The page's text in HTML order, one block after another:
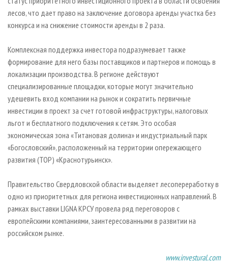
лесов, что дает право на заключение договора аренды участка без
конкурса и на снижение стоимости аренды в 2 раза.
Комплексная поддержка инвестора подразумевает также
формирование для него базы поставщиков и партнеров и помощь в
локализации производства. В регионе действуют
специализированные площадки, которые могут значительно
удешевить вход компании на рынок и сократить первичные
инвестиции в проект за счет готовой инфраструктуры, налоговых
льгот и бесплатного подключения к сетям. Это особая
экономическая зона «Титановая долина» и индустриальный парк
«Богословский», расположенный на территории опережающего
развития (ТОР) «Краснотурьинск».
Правительство Свердловской области выделяет лесопереработку в
одно из приоритетных для региона инвестиционных направлений. В
рамках выставки LIGNA КРСУ провела ряд переговоров с
европейскими компаниями, заинтересованными в развитии на
российском рынке.
www.investural.com